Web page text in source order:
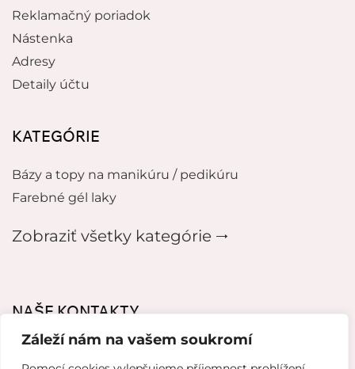
Záleží nám na vašem soukromí
Reklamačný poriadok
Nástenka
Adresy
Detaily účtu
KATEGÓRIE
Bázy a topy na manikúru / pedikúru
Farebné gél laky
Zobraziť všetky kategórie 🠂
NAŠE KONTAKTY
mikeladzebeauty@gmail.com